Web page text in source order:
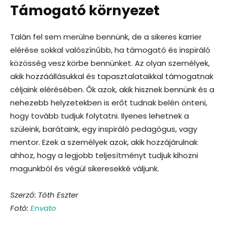
Támogató környezet
Talán fel sem merülne bennünk, de a sikeres karrier
elérése sokkal valószínűbb, ha támogató és inspiráló
közösség vesz körbe bennünket. Az olyan személyek,
akik hozzáállásukkal és tapasztalataikkal támogatnak
céljaink elérésében. Ők azok, akik hisznek bennünk és a
nehezebb helyzetekben is erőt tudnak belén önteni,
hogy tovább tudjuk folytatni. Ilyenes lehetnek a
szüleink, barátaink, egy inspiráló pedagógus, vagy
mentor. Ezek a személyek azok, akik hozzájárulnak
ahhoz, hogy a legjobb teljesítményt tudjuk kihozni
magunkból és végül sikeresekké váljunk.
Szerző: Tóth Eszter
Fotó: Envato